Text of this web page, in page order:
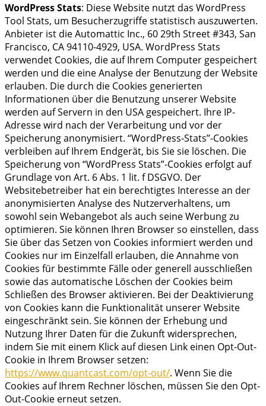
WordPress Stats: Diese Website nutzt das WordPress
Tool Stats, um Besucherzugriffe statistisch auszuwerten.
Anbieter ist die Automattic Inc., 60 29th Street #343, San
Francisco, CA 94110-4929, USA. WordPress Stats
verwendet Cookies, die auf Ihrem Computer gespeichert
werden und die eine Analyse der Benutzung der Website
erlauben. Die durch die Cookies generierten
Informationen über die Benutzung unserer Website
werden auf Servern in den USA gespeichert. Ihre IP-
Adresse wird nach der Verarbeitung und vor der
Speicherung anonymisiert. “WordPress-Stats”-Cookies
verbleiben auf Ihrem Endgerät, bis Sie sie löschen. Die
Speicherung von “WordPress Stats”-Cookies erfolgt auf
Grundlage von Art. 6 Abs. 1 lit. f DSGVO. Der
Websitebetreiber hat ein berechtigtes Interesse an der
anonymisierten Analyse des Nutzerverhaltens, um
sowohl sein Webangebot als auch seine Werbung zu
optimieren. Sie können Ihren Browser so einstellen, dass
Sie über das Setzen von Cookies informiert werden und
Cookies nur im Einzelfall erlauben, die Annahme von
Cookies für bestimmte Fälle oder generell ausschließen
sowie das automatische Löschen der Cookies beim
Schließen des Browser aktivieren. Bei der Deaktivierung
von Cookies kann die Funktionalität unserer Website
eingeschränkt sein. Sie können der Erhebung und
Nutzung Ihrer Daten für die Zukunft widersprechen,
indem Sie mit einem Klick auf diesen Link einen Opt-Out-
Cookie in Ihrem Browser setzen:
https://www.quantcast.com/opt-out/. Wenn Sie die
Cookies auf Ihrem Rechner löschen, müssen Sie den Opt-
Out-Cookie erneut setzen.